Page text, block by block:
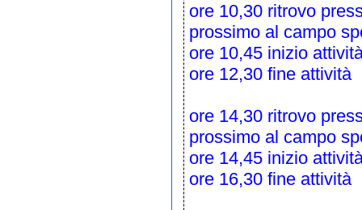
ore 10,30 ritrovo
prossimo al campo
ore 10,45 inizio
ore 12,30 fine attività
ore 14,30 ritrovo
prossimo al campo
ore 14,45 inizio
ore 16,30 fine attività